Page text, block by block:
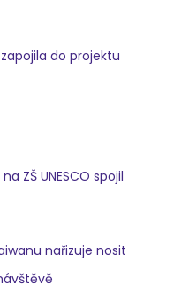
zapojila do projektu
ZŠ UNESCO spojil
nařizuje nosit